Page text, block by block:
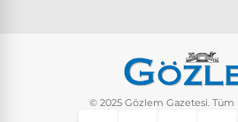
Instagram’da keşfet nasıl
© 2025 Gözlem Gazetesi. Tüm